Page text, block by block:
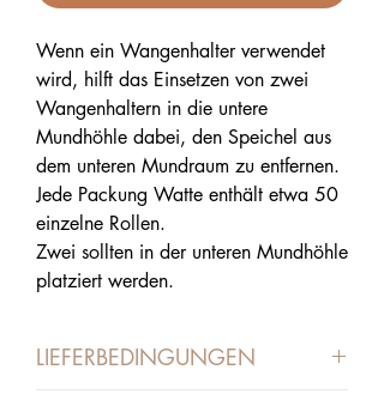
Wenn ein Wangenhalter verwendet
wird, hilft das Einsetzen von zwei
Wangenhaltern in die untere
Mundhöhle dabei, den Speichel aus
dem unteren Mundraum zu entfernen.
Jede Packung Watte enthält etwa 50
einzelne Rollen.
Zwei sollten in der unteren Mundhöhle
platziert werden.
LIEFERBEDINGUNGEN